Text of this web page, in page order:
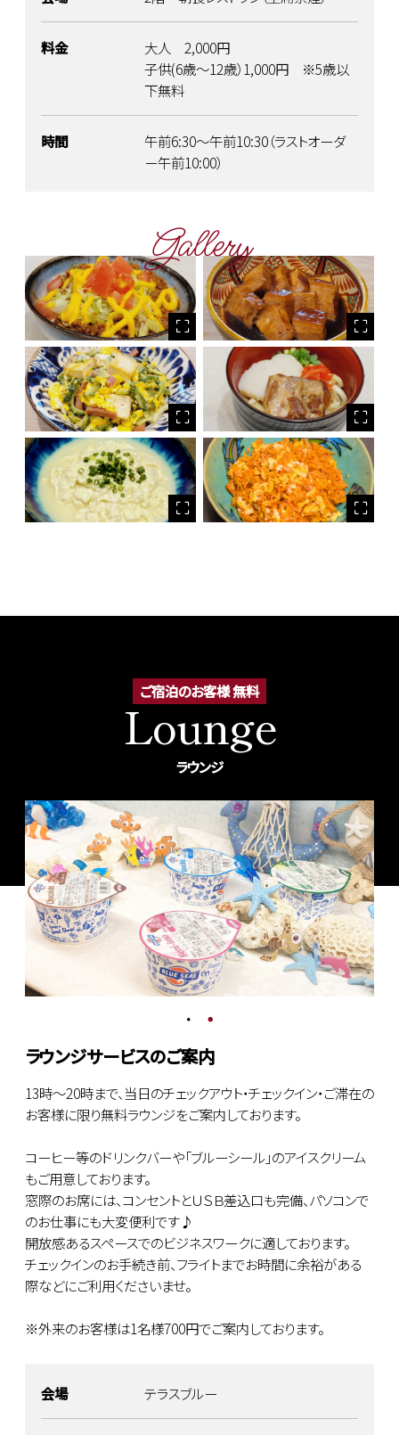
料金
大人 2,000円
子供(6歳～12歳）1,000円 ※5歳以
下無料
時間
午前6:30～午前10:30（ラストオーダ
ー午前10:00）
Gallery
ご宿泊のお客様 無料
Lounge
ラウンジ
ラウンジサービスのご案内
13時～20時まで、当日のチェックアウト・チェックイン・ご滞在の
お客様に限り無料ラウンジをご案内しております。
コーヒー等のドリンクバーや「ブルーシール」のアイスクリーム
もご用意しております。
窓際のお席には、コンセントとＵＳＢ差込口も完備、パソコンで
のお仕事にも大変便利です♪
開放感あるスペースでのビジネスワークに適しております。
チェックインのお手続き前、フライトまでお時間に余裕がある
際などにご利用くださいませ。
※外来のお客様は1名様700円でご案内しております。
会場 テラスブルー